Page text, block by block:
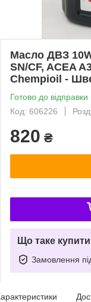
Масло ДВЗ
SN/CF, ACEA
Chempioil -
Готово до відправки
Код: 606226
820 ₴
Що таке
Замовлення